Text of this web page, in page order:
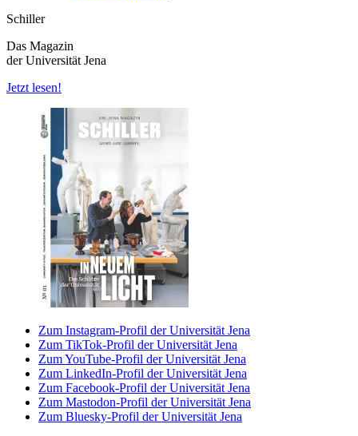
Schiller
Das Magazin
der Universität Jena
Jetzt lesen!
Zum Instagram-Profil der Universität Jena
Zum TikTok-Profil der Universität Jena
Zum YouTube-Profil der Universität Jena
Zum LinkedIn-Profil der Universität Jena
Zum Facebook-Profil der Universität Jena
Zum Mastodon-Profil der Universität Jena
Zum Bluesky-Profil der Universität Jena